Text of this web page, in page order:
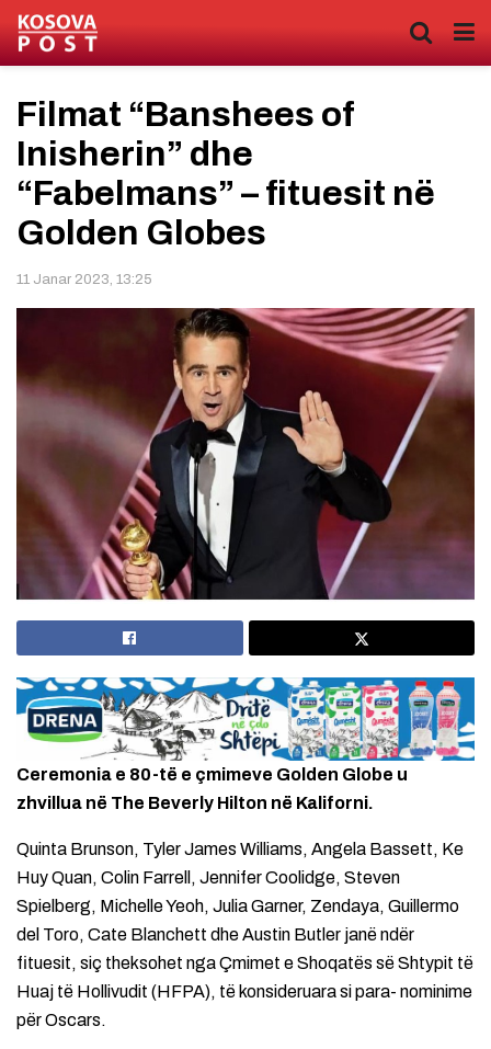
Filmat “Banshees of
Inisherin” dhe
“Fabelmans” – fituesit në
Golden Globes
11 Janar 2023, 13:25
Ceremonia e 80-të e çmimeve Golden Globe u
zhvillua në The Beverly Hilton në Kaliforni.
Quinta Brunson, Tyler James Williams, Angela Bassett, Ke
Huy Quan, Colin Farrell, Jennifer Coolidge, Steven
Spielberg, Michelle Yeoh, Julia Garner, Zendaya, Guillermo
del Toro, Cate Blanchett dhe Austin Butler janë ndër
fituesit, siç theksohet nga Çmimet e Shoqatës së Shtypit të
Huaj të Hollivudit (HFPA), të konsideruara si para- nominime
për Oscars.